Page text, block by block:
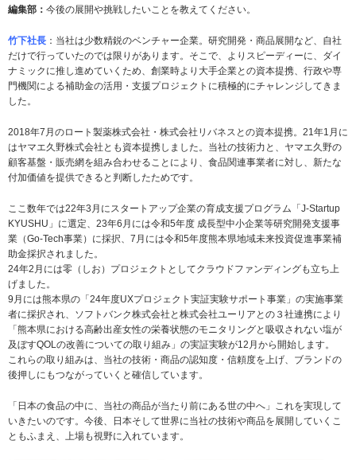
編集部： 今後の展開や挑戦したいことを教えてください。
竹下社長 ：当社は少数精鋭のベンチャー企業。研究開発・商品展開など、自社
だけで行っていたのでは限りがあります。そこで、よりスピーディーに、ダイ
ナミックに推し進めていくため、創業時より大手企業との資本提携、行政や専
門機関による補助金の活用・支援プロジェクトに積極的にチャレンジしてきま
した。
2018年7月のロート製薬株式会社・株式会社リバネスとの資本提携。21年1月に
はヤマエ久野株式会社とも資本提携しました。当社の技術力と、ヤマエ久野の
顧客基盤・販売網を組み合わせることにより、食品関連事業者に対し、新たな
付加価値を提供できると判断したためです。
ここ数年では22年3月にスタートアップ企業の育成支援プログラム「J-Startup
KYUSHU」に選定、23年6月には令和5年度 成長型中小企業等研究開発支援事
業（Go-Tech事業）に採択、7月には令和5年度熊本県地域未来投資促進事業補
助金採択されました。
24年2月には零（しお）プロジェクトとしてクラウドファンディングも立ち上
げました。
9月には熊本県の「24年度UXプロジェクト実証実験サポート事業」の実施事業
者に採択され、ソフトバンク株式会社と株式会社ユーリアとの３社連携により
「熊本県における高齢出産女性の栄養状態のモニタリングと吸収されない塩が
及ぼすQOLの改善についての取り組み」の実証実験が12月から開始します。
これらの取り組みは、当社の技術・商品の認知度・信頼度を上げ、ブランドの
後押しにもつながっていくと確信しています。
「日本の食品の中に、当社の商品が当たり前にある世の中へ」これを実現して
いきたいのです。今後、日本そして世界に当社の技術や商品を展開していくこ
ともふまえ、上場も視野に入れています。